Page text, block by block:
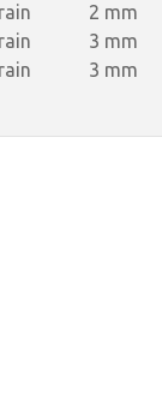
2 mm
3 mm
3 mm